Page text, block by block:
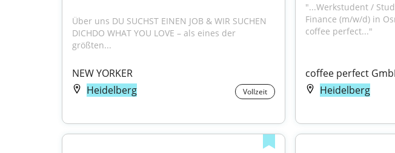
Über uns DU SUCHST EINEN JOB & WIR SUCHEN
DICHDO WHAT YOU LOVE – als eines der
größten...
NEW YORKER
Heidelberg
Vollzeit
"...Werkstudent /
Finance (m/w/d) in
coffee perfect..."
coffee perfect
Heidelberg